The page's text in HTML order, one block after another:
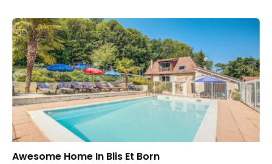
Awesome Home In Blis Et Born